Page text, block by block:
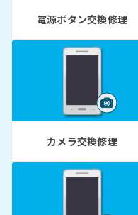
電源ボタン交換修理
カメラ交換修理